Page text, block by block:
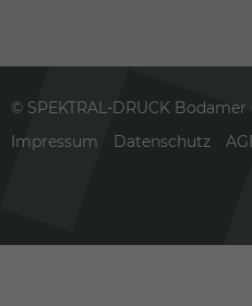
© SPEKTRAL-DRUCK
Impressum
Datenschutz